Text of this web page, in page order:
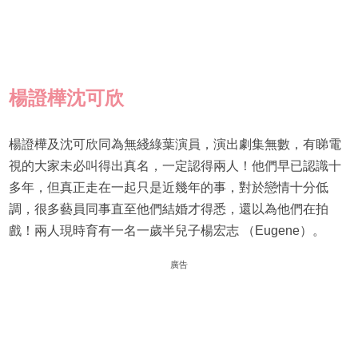
楊證樺沈可欣
楊證樺及沈可欣同為無綫綠葉演員，演出劇集無數，有睇電
視的大家未必叫得出真名，一定認得兩人！他們早已認識十
多年，但真正走在一起只是近幾年的事，對於戀情十分低
調，很多藝員同事直至他們結婚才得悉，還以為他們在拍
戲！兩人現時育有一名一歲半兒子楊宏志 （Eugene）。
廣告